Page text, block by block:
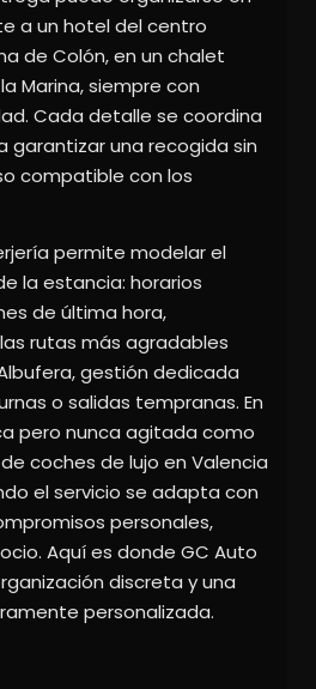
a un hotel del centro
de Colón, en un chalet
Marina, siempre con
Cada detalle se coordina
garantizar una recogida sin
compatible con los
permite modelar el
la estancia: horarios
de última hora,
rutas más agradables
gestión dedicada
o salidas tempranas. En
pero nunca agitada como
coches de lujo en Valencia
el servicio se adapta con
personales,
Aquí es donde GC Auto
discreta y una
personalizada.